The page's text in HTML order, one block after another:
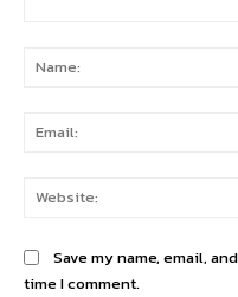
Save my name, email,
time I comment.